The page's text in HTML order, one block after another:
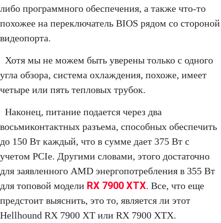
либо программного обеспечения, а также что-то
похожее на переключатель BIOS рядом со стороной
видеопорта.
Хотя мы не можем быть уверены только с одного
угла обзора, система охлаждения, похоже, имеет
четыре или пять тепловых трубок.
Наконец, питание подается через два
восьмиконтактных разъема, способных обеспечить
до 150 Вт каждый, что в сумме дает 375 Вт с
учетом PCIe. Другими словами, этого достаточно
для заявленного AMD энергопотребления в 355 Вт
для топовой модели RX 7900 XTX. Все, что еще
предстоит выяснить, это то, является ли этот
Hellhound RX 7900 XT или RX 7900 XTX.